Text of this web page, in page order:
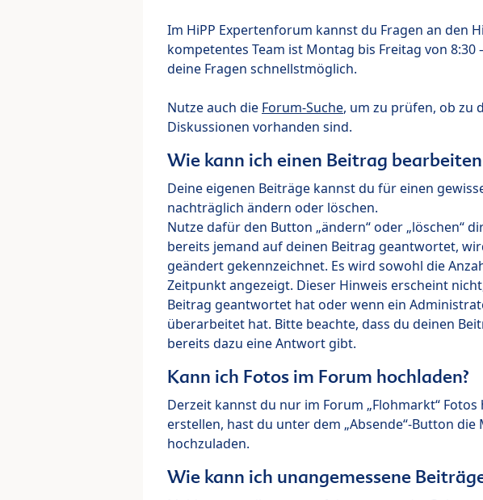
Im HiPP Expertenforum kannst du Fragen an den
kompetentes Team ist Montag bis Freitag von
deine Fragen schnellstmöglich.
Nutze auch die Forum-Suche, um zu prüfen, ob zu
Diskussionen vorhanden sind.
Wie kann ich einen Beitrag
Deine eigenen Beiträge kannst du für einen
nachträglich ändern oder löschen.
Nutze dafür den Button „ändern“ oder „löschen“
bereits jemand auf deinen Beitrag geantwortet,
geändert gekennzeichnet. Es wird sowohl die
Zeitpunkt angezeigt. Dieser Hinweis erscheint
Beitrag geantwortet hat oder wenn ein
überarbeitet hat. Bitte beachte, dass du deinen
bereits dazu eine Antwort gibt.
Kann ich Fotos im Forum hochladen?
Derzeit kannst du nur im Forum „Flohmarkt“
erstellen, hast du unter dem „Absende“-Button
hochzuladen.
Wie kann ich unangemessene